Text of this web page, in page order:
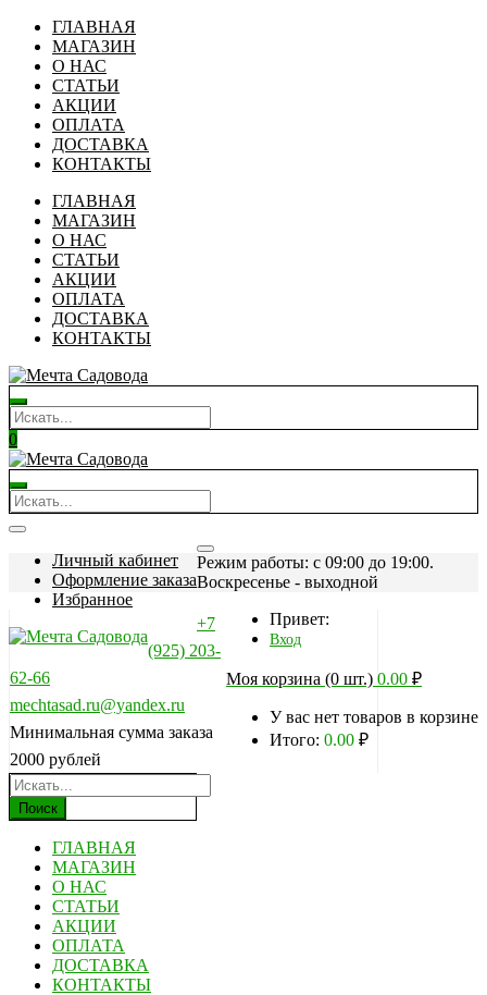
ГЛАВНАЯ
МАГАЗИН
О НАС
СТАТЬИ
АКЦИИ
ОПЛАТА
ДОСТАВКА
КОНТАКТЫ
ГЛАВНАЯ
МАГАЗИН
О НАС
СТАТЬИ
АКЦИИ
ОПЛАТА
ДОСТАВКА
КОНТАКТЫ
0
Личный кабинет
Оформление заказа
Избранное
Режим работы: c 09:00 до 19:00.
Воскресенье - выходной
Привет:
Вход
Моя корзина (0 шт.) 0.00 ₽
У вас нет товаров в корзине
Итого: 0.00 ₽
+7
(925) 203-
62-66
mechtasad.ru@yandex.ru
Минимальная сумма заказа
2000 рублей
Поиск
ГЛАВНАЯ
МАГАЗИН
О НАС
СТАТЬИ
АКЦИИ
ОПЛАТА
ДОСТАВКА
КОНТАКТЫ